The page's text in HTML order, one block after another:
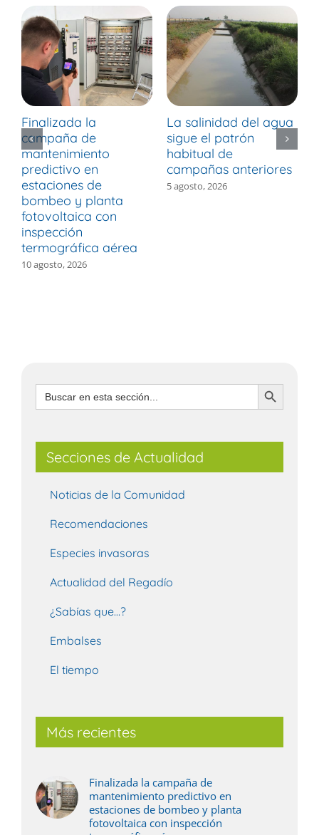
Finalizada la
campaña de
mantenimiento
predictivo en
estaciones de
bombeo y planta
fotovoltaica con
inspección
termográfica aérea
10 agosto, 2026
La salinidad del agua
sigue el patrón
habitual de
campañas anteriores
5 agosto, 2026
Buscar: Botón de búsqueda
Secciones de Actualidad
Noticias de la Comunidad
Recomendaciones
Especies invasoras
Actualidad del Regadío
¿Sabías que…?
Embalses
El tiempo
Más recientes
Finalizada la campaña de
mantenimiento predictivo en
estaciones de bombeo y planta
fotovoltaica con inspección